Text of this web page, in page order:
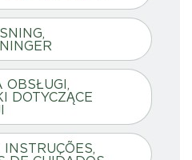
OBSŁUGI,
DOTYCZĄCE